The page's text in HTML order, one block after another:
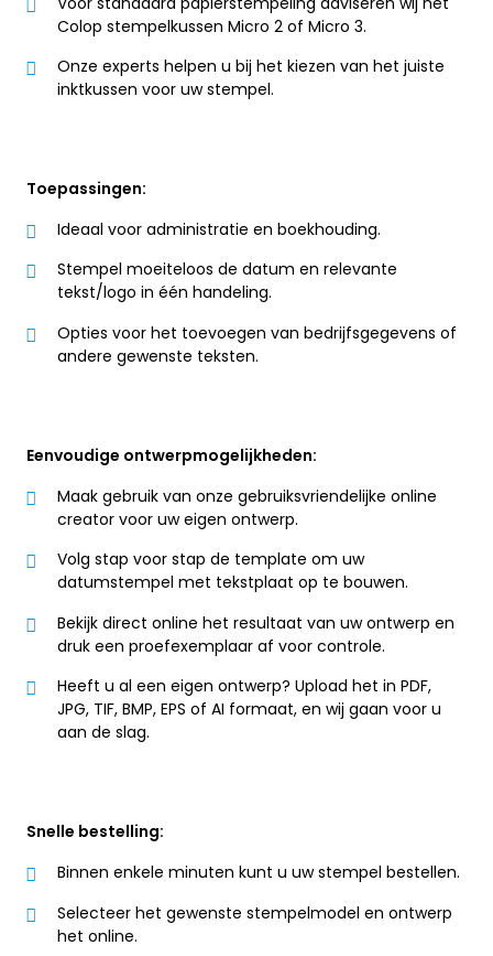
Colop stempelkussen Micro 2 of Micro 3.
Onze experts helpen u bij het kiezen van het juiste
inktkussen voor uw stempel.
Toepassingen:
Ideaal voor administratie en boekhouding.
Stempel moeiteloos de datum en relevante
tekst/logo in één handeling.
Opties voor het toevoegen van bedrijfsgegevens of
andere gewenste teksten.
Eenvoudige ontwerpmogelijkheden:
Maak gebruik van onze gebruiksvriendelijke online
creator voor uw eigen ontwerp.
Volg stap voor stap de template om uw
datumstempel met tekstplaat op te bouwen.
Bekijk direct online het resultaat van uw ontwerp en
druk een proefexemplaar af voor controle.
Heeft u al een eigen ontwerp? Upload het in PDF,
JPG, TIF, BMP, EPS of AI formaat, en wij gaan voor u
aan de slag.
Snelle bestelling:
Binnen enkele minuten kunt u uw stempel bestellen.
Selecteer het gewenste stempelmodel en ontwerp
het online.